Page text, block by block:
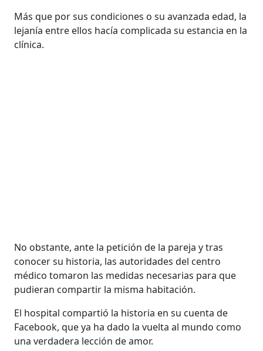
Más que por sus condiciones o su avanzada edad, la
lejanía entre ellos hacía complicada su estancia en la
clínica.
No obstante, ante la petición de la pareja y tras
conocer su historia, las autoridades del centro
médico tomaron las medidas necesarias para que
pudieran compartir la misma habitación.
El hospital compartió la historia en su cuenta de
Facebook, que ya ha dado la vuelta al mundo como
una verdadera lección de amor.